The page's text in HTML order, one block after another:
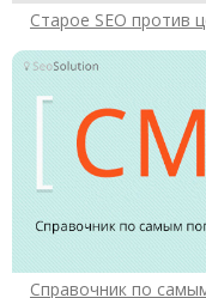
Старое SEO против
Справочник по